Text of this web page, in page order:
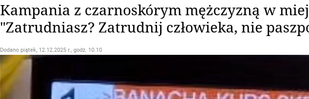
Kampania z czarnoskórym mężczyzną w
"Zatrudniasz? Zatrudnij człowieka, nie
Dodano piątek, 12.12.2025 r., godz. 10.10